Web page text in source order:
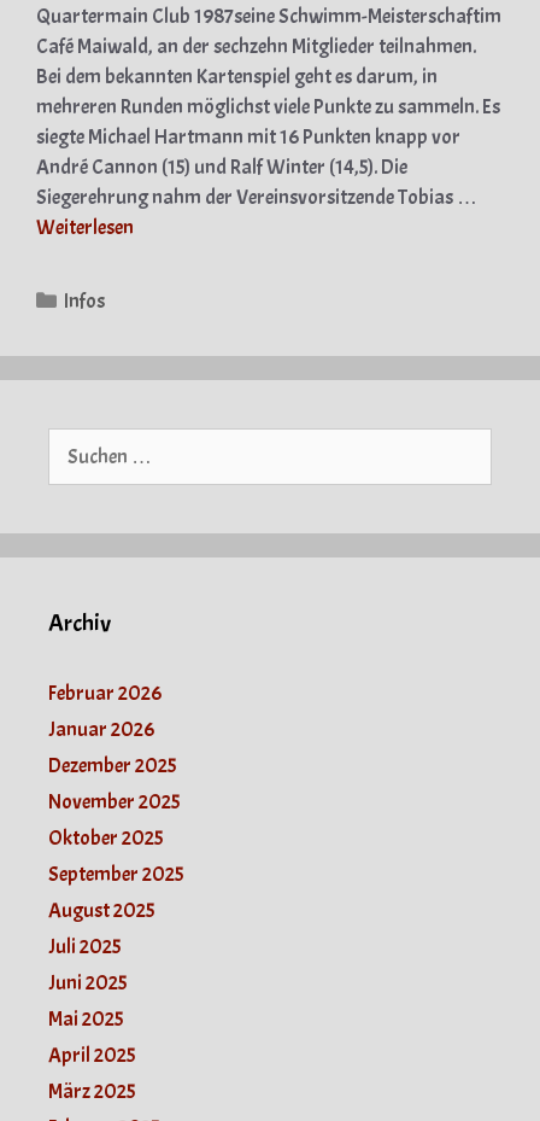
Quartermain­ Club 1987seine Schwimm-Meisterschaftim
Café Maiwald, an der sechzehn Mitglieder teilnahmen.
Bei dem bekannten Kartenspiel geht es darum, in
mehreren Runden möglichst viele Punkte zu sammeln. Es
siegte Michael Hartmann mit 16 Punkten knapp vor
André Cannon (15) und Ralf Winter (14,5). Die
Siegerehrung nahm der Vereinsvorsitzende Tobias …
Weiterlesen
Kategorien
Infos
Archiv
Februar 2026
Januar 2026
Dezember 2025
November 2025
Oktober 2025
September 2025
August 2025
Juli 2025
Juni 2025
Mai 2025
April 2025
März 2025